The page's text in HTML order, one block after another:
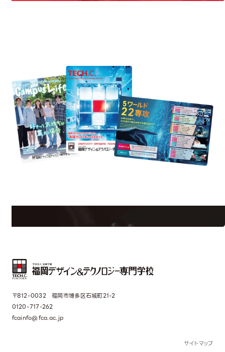
Information
〒812-0032 福岡市博多区石城町21-2
0120-717-262
fcainfo@fca.ac.jp
サイトマップ